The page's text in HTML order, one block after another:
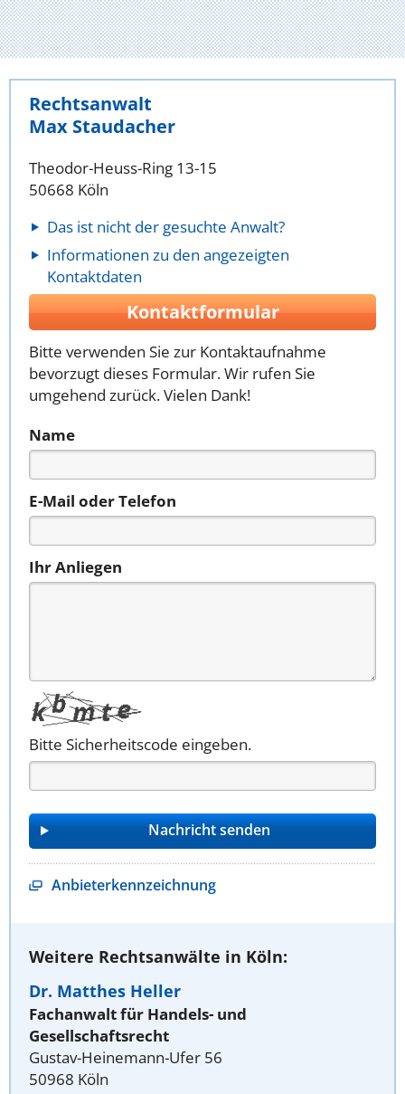
Rechtsanwalt
Max Staudacher
Theodor-Heuss-Ring 13-15
50668 Köln
Das ist nicht der gesuchte Anwalt?
Informationen zu den angezeigten
Kontaktdaten
Kontaktformular
Bitte verwenden Sie zur Kontaktaufnahme
bevorzugt dieses Formular. Wir rufen Sie
umgehend zurück. Vielen Dank!
Name
E-Mail oder Telefon
Ihr Anliegen
Bitte Sicherheitscode eingeben.
Anbieterkennzeichnung
Weitere Rechtsanwälte in Köln:
Dr. Matthes Heller
Fachanwalt für Handels- und
Gesellschaftsrecht
Gustav-Heinemann-Ufer 56
50968 Köln